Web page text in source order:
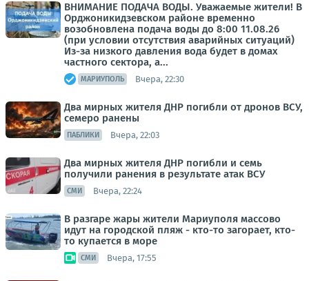
ВНИМАНИЕ ПОДАЧА ВОДЫ. Уважаемые жители! В
Орджоникидзевском районе временно
возобновлена подача воды до 8:00 11.08.26
(при условии отсутствия аварийных ситуаций)
Из-за низкого давления вода будет в домах
частного сектора, а...
МАРИУПОЛЬ Вчера, 22:30
Два мирных жителя ДНР погибли от дронов ВСУ,
семеро ранены
ПАБЛИКИ Вчера, 22:03
Два мирных жителя ДНР погибли и семь
получили ранения в результате атак ВСУ
СМИ Вчера, 22:24
В разгаре жары жители Мариуполя массово
идут на городской пляж - кто-то загорает, кто-
то купается в море
СМИ Вчера, 17:55